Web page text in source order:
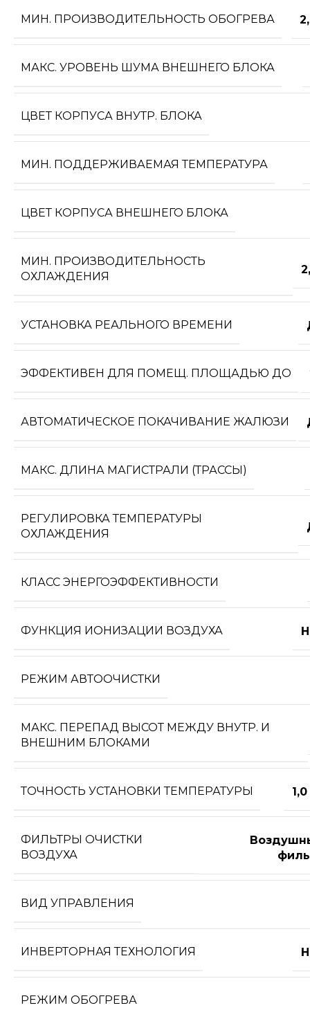
МИН. ПРОИЗВОДИТЕЛЬНОСТЬ ОБОГРЕВА
МАКС. УРОВЕНЬ ШУМА ВНЕШНЕГО БЛОКА
ЦВЕТ КОРПУСА ВНУТР. БЛОКА
МИН. ПОДДЕРЖИВАЕМАЯ ТЕМПЕРАТУРА
ЦВЕТ КОРПУСА ВНЕШНЕГО БЛОКА
МИН. ПРОИЗВОДИТЕЛЬНОСТЬ
ОХЛАЖДЕНИЯ
УСТАНОВКА РЕАЛЬНОГО ВРЕМЕНИ
ЭФФЕКТИВЕН ДЛЯ ПОМЕЩ. ПЛОЩАДЬЮ ДО
АВТОМАТИЧЕСКОЕ ПОКАЧИВАНИЕ ЖАЛЮЗИ
МАКС. ДЛИНА МАГИСТРАЛИ (ТРАССЫ)
РЕГУЛИРОВКА ТЕМПЕРАТУРЫ
ОХЛАЖДЕНИЯ
КЛАСС ЭНЕРГОЭФФЕКТИВНОСТИ
ФУНКЦИЯ ИОНИЗАЦИИ ВОЗДУХА
РЕЖИМ АВТООЧИСТКИ
МАКС. ПЕРЕПАД ВЫСОТ МЕЖДУ ВНУТР. И
ВНЕШНИМ БЛОКАМИ
ТОЧНОСТЬ УСТАНОВКИ ТЕМПЕРАТУРЫ
ФИЛЬТРЫ ОЧИСТКИ
ВОЗДУХА
ВИД УПРАВЛЕНИЯ
ИНВЕРТОРНАЯ ТЕХНОЛОГИЯ
РЕЖИМ ОБОГРЕВА